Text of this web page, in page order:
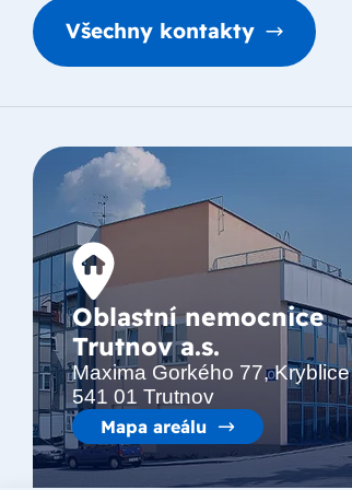
Všechny kontakty
Oblastní nemocnice
Trutnov a.s.
Maxima Gorkého 77, Kryblice
541 01 Trutnov
Mapa areálu